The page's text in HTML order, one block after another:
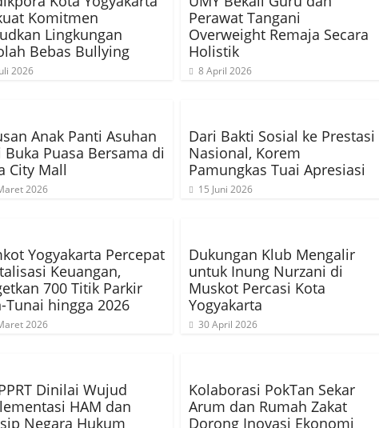
Komitmen
Lingkungan
Bebas Bullying
2026
Perawat Tangani
Overweight Remaja Secara
Holistik
8 April 2026
Anak Panti Asuhan
Buka Puasa Bersama di
City Mall
2026
Dari Bakti Sosial ke Prestasi
Nasional, Korem
Pamungkas Tuai Apresiasi
15 Juni 2026
Yogyakarta Percepat
Keuangan,
700 Titik Parkir
Tunai hingga 2026
2026
Dukungan Klub Mengalir
untuk Inung Nurzani di
Muskot Percasi Kota
Yogyakarta
30 April 2026
Dinilai Wujud
HAM dan
Negara Hukum
Kolaborasi PokTan Sekar
Arum dan Rumah Zakat
Dorong Inovasi Ekonomi